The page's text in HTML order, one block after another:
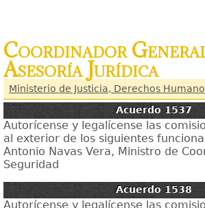
Coordinador
Asesoría Jurídica
Ministerio de Justicia, Derechos
Acuerdo 1537
Autorícense y legalícense las
al exterior de los siguientes
Antonio Navas Vera, Ministro de
Seguridad
Acuerdo 1538
Autorícense y legalícense las